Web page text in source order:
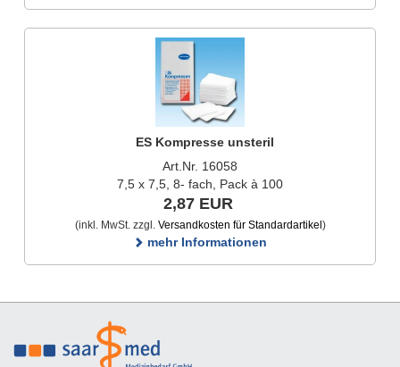
ES Kompresse unsteril
Art.Nr. 16058
7,5 x 7,5, 8- fach, Pack à 100
2,87 EUR
(inkl. MwSt. zzgl. Versandkosten für Standardartikel )
mehr Informationen